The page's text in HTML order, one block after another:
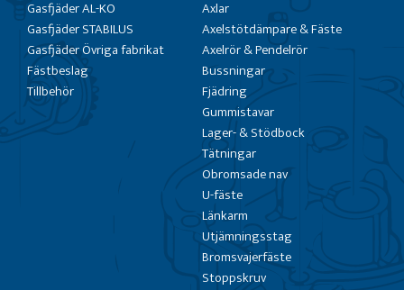
Gasfjäder AL-KO
Gasfjäder STABILUS
Gasfjäder Övriga fabrikat
Fästbeslag
Tillbehör
Axlar
Axelstötdämpare & Fäste
Axelrör & Pendelrör
Bussningar
Fjädring
Gummistavar
Lager- & Stödbock
Tätningar
Obromsade nav
U-fäste
Länkarm
Utjämningsstag
Bromsvajerfäste
Stoppskruv